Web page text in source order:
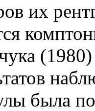
их
была